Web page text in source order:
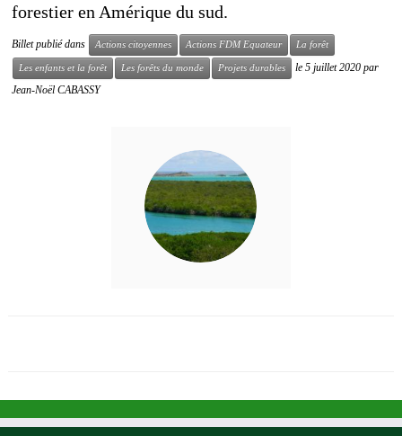
forestier en Amérique du sud.
Billet publié dans Actions citoyennes Actions FDM Equateur La forêt
Les enfants et la forêt Les forêts du monde Projets durables le5 juillet 2020 par
Jean-Noël CABASSY